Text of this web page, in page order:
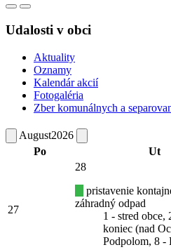
Udalosti v obci
Aktuality
Oznamy
Kalendár akcií
Fotogaléria
Zber komunálnych a
August2026
Po
Ut
27
28
pristavenie
záhradný odpad
1 - stred obce,
koniec (nad
Podpolom, 8 -